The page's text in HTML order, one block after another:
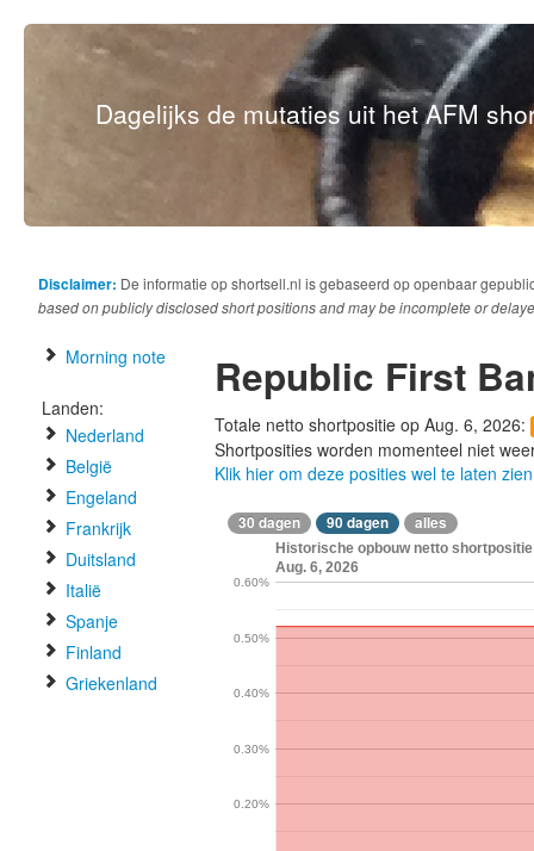
Dagelijks de mutaties uit het AFM
Disclaimer: De informatie op shortsell.nl is gebaseerd op openbaar
based on publicly disclosed short positions and may be incomplete or
Morning note
Landen:
Nederland
België
Engeland
Frankrijk
Duitsland
Italië
Spanje
Finland
Griekenland
Republic First
Totale netto shortpositie op Aug. 6, 2026:
Shortposities worden momenteel niet
Klik hier om deze posities wel te laten zien
30 dagen 90 dagen alles
Historische opbouw netto
Aug. 6, 2026
0.20%
0.30%
0.40%
0.50%
0.60%